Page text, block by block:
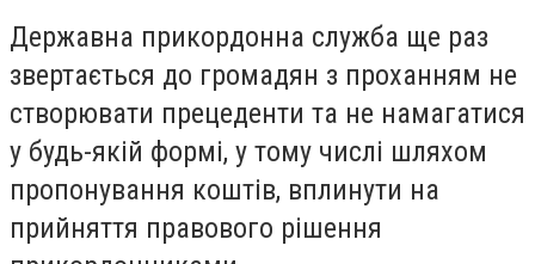
Державна прикордонна служба ще раз
звертається до громадян з проханням не
створювати прецеденти та не намагатися
у будь-якій формі, у тому числі шляхом
пропонування коштів, вплинути на
прийняття правового рішення